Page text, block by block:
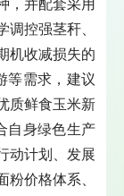
，并配套采用
控强茎秆、
机收减损失的
等需求，建议
质鲜食玉米新
自身绿色生产
动计划、发展
价格体系、